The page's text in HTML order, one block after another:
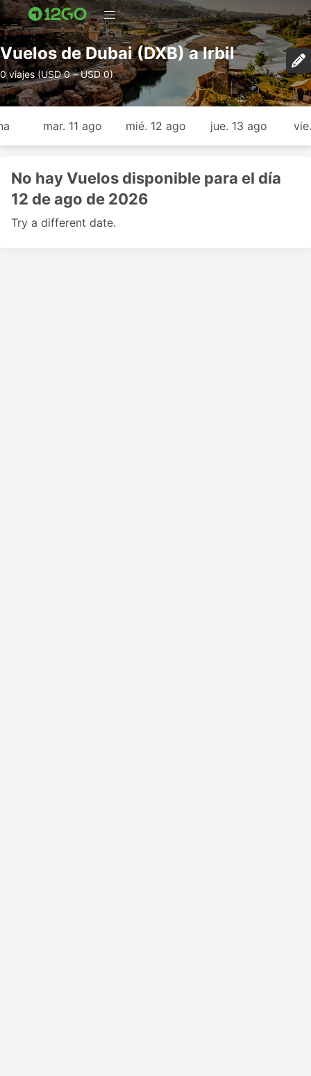
Vuelos de Dubai (DXB) a Irbil
0 viajes (USD 0 – USD 0)
mar. 11 ago mié. 12 ago jue. 13 ago
No hay Vuelos disponible para el día
12 de ago de 2026
Try a different date.